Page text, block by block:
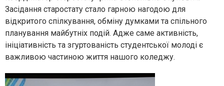
Засідання старостату стало гарною нагодою для
відкритого спілкування, обміну думками та спільного
планування майбутніх подій. Адже саме активність,
ініціативність та згуртованість студентської молоді є
важливою частиною життя нашого коледжу.